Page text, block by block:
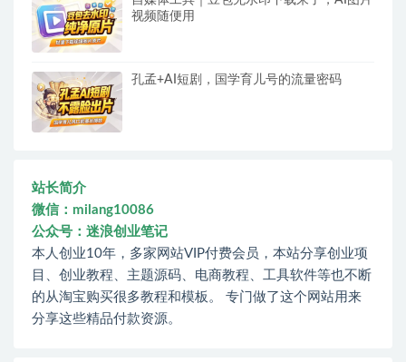
视频随便用
孔孟+AI短剧，国学育儿号的流量密码
站长简介
微信：milang10086
公众号：迷浪创业笔记
本人创业10年，多家网站VIP付费会员，本站分享创业项
目、创业教程、主题源码、电商教程、工具软件等也不断
的从淘宝购买很多教程和模板。 专门做了这个网站用来
分享这些精品付款资源。